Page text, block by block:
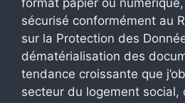
format papier ou
sécurisé conformément au
sur la Protection des
dématérialisation des
tendance croissante que
secteur du logement social,